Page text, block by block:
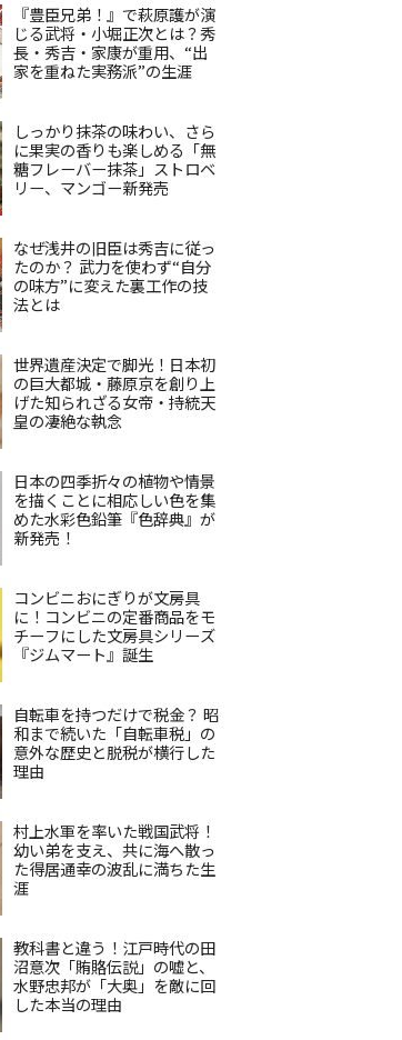
『豊臣兄弟！』で萩原護が演
じる武将・小堀正次とは？秀
長・秀吉・家康が重用、“出
家を重ねた実務派”の生涯
しっかり抹茶の味わい、さら
に果実の香りも楽しめる「無
糖フレーバー抹茶」ストロベ
リー、マンゴー新発売
なぜ浅井の旧臣は秀吉に従っ
たのか？ 武力を使わず“自分
の味方”に変えた裏工作の技
法とは
世界遺産決定で脚光！日本初
の巨大都城・藤原京を創り上
げた知られざる女帝・持統天
皇の凄絶な執念
日本の四季折々の植物や情景
を描くことに相応しい色を集
めた水彩色鉛筆『色辞典』が
新発売！
コンビニおにぎりが文房具
に！コンビニの定番商品をモ
チーフにした文房具シリーズ
『ジムマート』誕生
自転車を持つだけで税金？ 昭
和まで続いた「自転車税」の
意外な歴史と脱税が横行した
理由
村上水軍を率いた戦国武将！
幼い弟を支え、共に海へ散っ
た得居通幸の波乱に満ちた生
涯
教科書と違う！江戸時代の田
沼意次「賄賂伝説」の嘘と、
水野忠邦が「大奥」を敵に回
した本当の理由